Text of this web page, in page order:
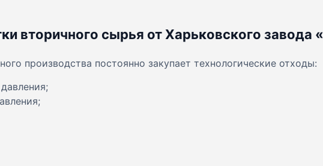
вторичного сырья от Харьковского завода
производства постоянно закупает технологические отходы: